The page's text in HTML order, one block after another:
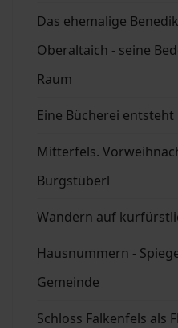
Das ehemalige
Oberaltaich - seine
Raum
Eine Bücherei entsteht
Mitterfels.
Burgstüberl
Wandern auf
Hausnummern -
Gemeinde
Schloss Falkenfels als